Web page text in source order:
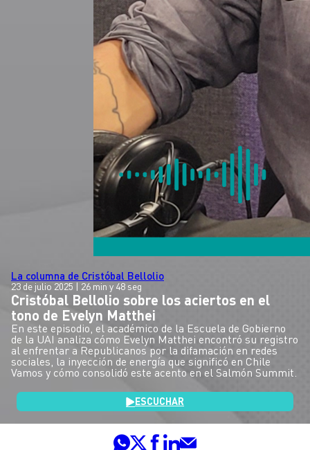
La columna de Cristóbal Bellolio
23 de julio 2025 | 26 min y 48 seg
Cristóbal Bellolio sobre los aciertos en el
tono de Evelyn Matthei
En este episodio, el académico de la Escuela de Gobierno
de la UAI analiza cómo Evelyn Matthei encontró su registro
al enfrentar a Republicanos por la difamación en redes
sociales, la inyección de energía que significó en Chile
Vamos y cómo consolidó este acento en el Salmón Summit.
ESCUCHAR